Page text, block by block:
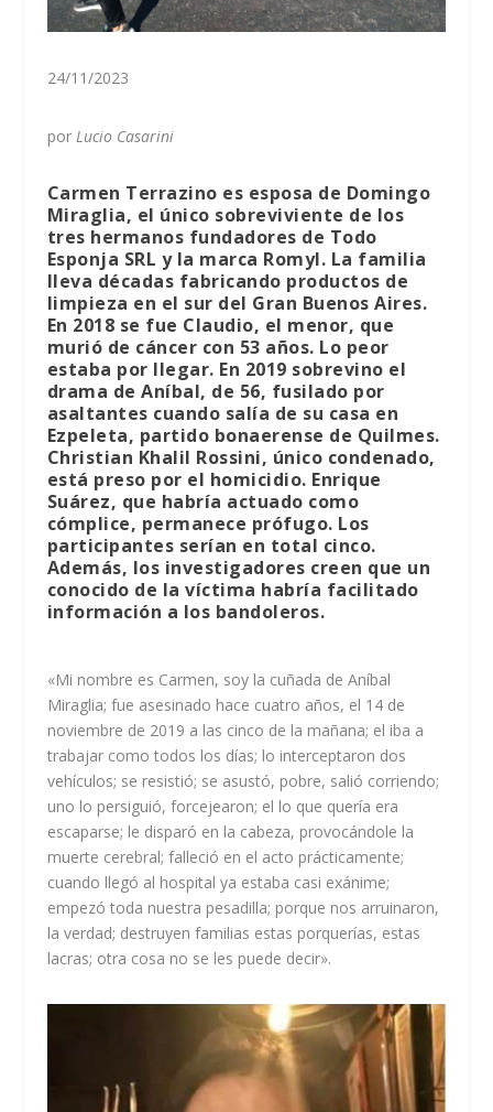
24/11/2023
por Lucio Casarini
Carmen Terrazino es esposa de Domingo
Miraglia, el único sobreviviente de los
tres hermanos fundadores de Todo
Esponja SRL y la marca Romyl. La familia
lleva décadas fabricando productos de
limpieza en el sur del Gran Buenos Aires.
En 2018 se fue Claudio, el menor, que
murió de cáncer con 53 años. Lo peor
estaba por llegar. En 2019 sobrevino el
drama de Aníbal, de 56, fusilado por
asaltantes cuando salía de su casa en
Ezpeleta, partido bonaerense de Quilmes.
Christian Khalil Rossini, único condenado,
está preso por el homicidio. Enrique
Suárez, que habría actuado como
cómplice, permanece prófugo. Los
participantes serían en total cinco.
Además, los investigadores creen que un
conocido de la víctima habría facilitado
información a los bandoleros.
«Mi nombre es Carmen, soy la cuñada de Aníbal
Miraglia; fue asesinado hace cuatro años, el 14 de
noviembre de 2019 a las cinco de la mañana; el iba a
trabajar como todos los días; lo interceptaron dos
vehículos; se resistió; se asustó, pobre, salió corriendo;
uno lo persiguió, forcejearon; el lo que quería era
escaparse; le disparó en la cabeza, provocándole la
muerte cerebral; falleció en el acto prácticamente;
cuando llegó al hospital ya estaba casi exánime;
empezó toda nuestra pesadilla; porque nos arruinaron,
la verdad; destruyen familias estas porquerías, estas
lacras; otra cosa no se les puede decir».